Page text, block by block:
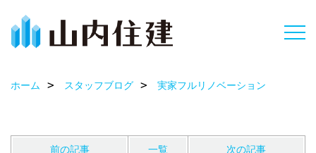
ホーム スタッフブログ 実家フルリノベーション
前の記事 一覧 次の記事